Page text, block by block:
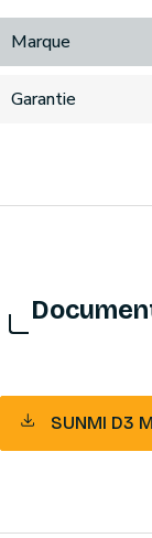
Marque
Garantie
SUNMI D3